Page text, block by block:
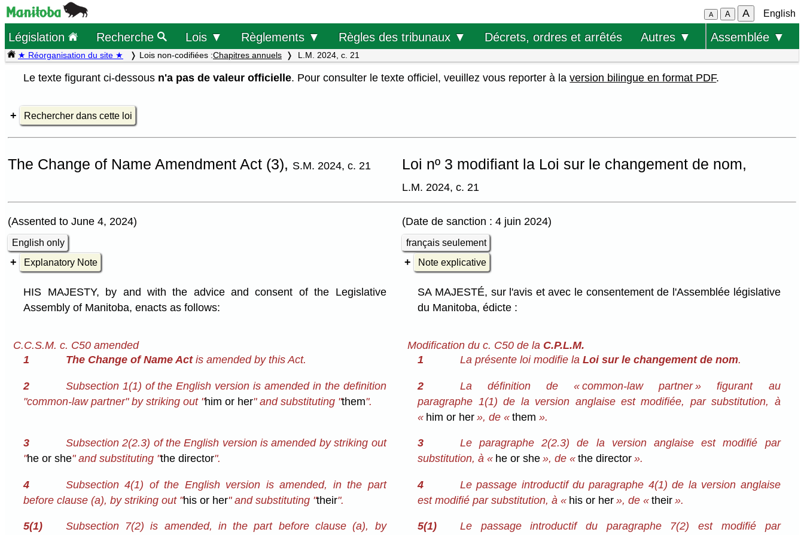
A A A English
Législation Recherche Lois ▼ Règlements ▼ Règles des tribunaux ▼ Décrets, ordres et arrêtés Autres ▼ Assemblée ▼
★ Réorganisation du site ★ Lois non-codifiées :Chapitres annuels L.M. 2024, c. 21
Le texte figurant ci-dessous n'a pas de valeur officielle. Pour consulter le texte officiel, veuillez vous reporter à laversion bilingue en format PDF.
Rechercher dans cette loi
The Change of Name Amendment Act (3), S.M. 2024, c. 21 Loi nº 3 modifiant la Loi sur le changement de nom,
L.M. 2024, c. 21
(Assented to June 4, 2024) (Date de sanction : 4 juin 2024)
English only
français seulement
Explanatory Note
Note explicative
HIS MAJESTY, by and with the advice and consent of the Legislative
Assembly of Manitoba, enacts as follows:
SA MAJESTÉ, sur l'avis et avec le consentement de l'Assemblée législative
du Manitoba, édicte :
C.C.S.M. c. C50 amended
1
The Change of Name Actis amended by this Act.
Modification du c. C50 de la C.P.L.M.
1
La présente loi modifie la Loi sur le changement de nom.
2
Subsection 1(1) of the English version is amended in the definition
"common-law partner" by striking out "him or her" and substituting "them".
2
La définition de « common-law partner » figurant au
paragraphe 1(1) de la version anglaise est modifiée, par substitution, à
« him or her », de «them».
3
Subsection 2(2.3) of the English version is amended by striking out
"he or she" and substituting "the director".
3
Le paragraphe 2(2.3) de la version anglaise est modifié par
substitution, à « he or she », de «the director».
4
Subsection 4(1) of the English version is amended, in the part
before clause (a), by striking out "his or her" and substituting "their".
4
Le passage introductif du paragraphe 4(1) de la version anglaise
est modifié par substitution, à « his or her », de «their».
5(1)
Subsection 7(2) is amended, in the part before clause (a), by
5(1)
Le passage introductif du paragraphe 7(2) est modifié par